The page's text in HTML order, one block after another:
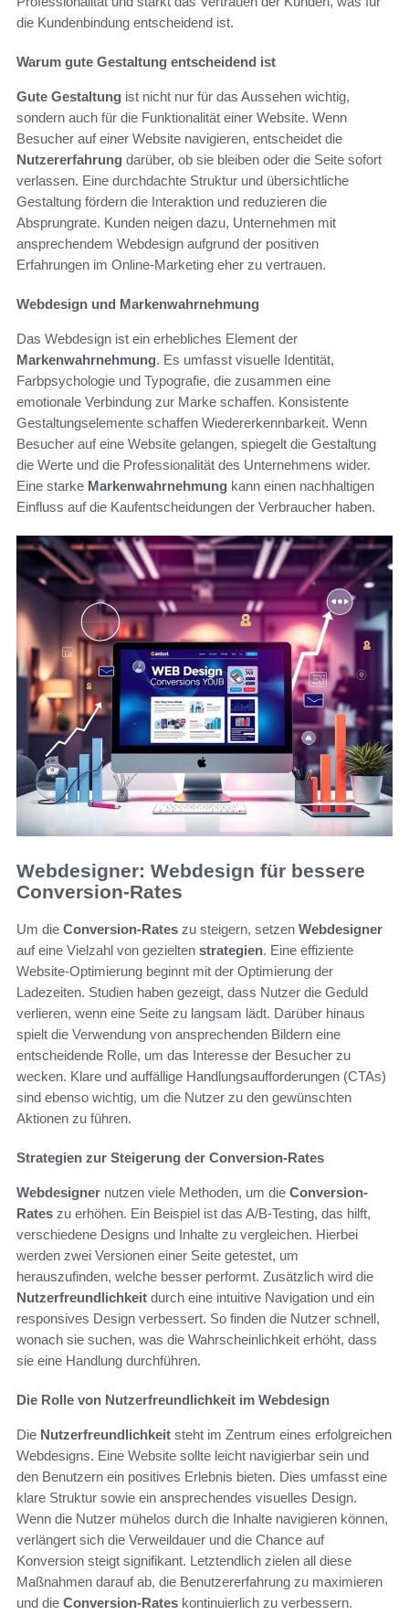
die Kundenbindung entscheidend ist.
Warum gute Gestaltung entscheidend ist
Gute Gestaltung ist nicht nur für das Aussehen wichtig,
sondern auch für die Funktionalität einer Website. Wenn
Besucher auf einer Website navigieren, entscheidet die
Nutzererfahrung darüber, ob sie bleiben oder die Seite sofort
verlassen. Eine durchdachte Struktur und übersichtliche
Gestaltung fördern die Interaktion und reduzieren die
Absprungrate. Kunden neigen dazu, Unternehmen mit
ansprechendem Webdesign aufgrund der positiven
Erfahrungen im Online-Marketing eher zu vertrauen.
Webdesign und Markenwahrnehmung
Das Webdesign ist ein erhebliches Element der
Markenwahrnehmung. Es umfasst visuelle Identität,
Farbpsychologie und Typografie, die zusammen eine
emotionale Verbindung zur Marke schaffen. Konsistente
Gestaltungselemente schaffen Wiedererkennbarkeit. Wenn
Besucher auf eine Website gelangen, spiegelt die Gestaltung
die Werte und die Professionalität des Unternehmens wider.
Eine starke Markenwahrnehmung kann einen nachhaltigen
Einfluss auf die Kaufentscheidungen der Verbraucher haben.
Webdesigner: Webdesign für bessere
Conversion-Rates
Um die Conversion-Rates zu steigern, setzen Webdesigner
auf eine Vielzahl von gezielten strategien. Eine effiziente
Website-Optimierung beginnt mit der Optimierung der
Ladezeiten. Studien haben gezeigt, dass Nutzer die Geduld
verlieren, wenn eine Seite zu langsam lädt. Darüber hinaus
spielt die Verwendung von ansprechenden Bildern eine
entscheidende Rolle, um das Interesse der Besucher zu
wecken. Klare und auffällige Handlungsaufforderungen (CTAs)
sind ebenso wichtig, um die Nutzer zu den gewünschten
Aktionen zu führen.
Strategien zur Steigerung der Conversion-Rates
Webdesigner nutzen viele Methoden, um die Conversion-
Rates zu erhöhen. Ein Beispiel ist das A/B-Testing, das hilft,
verschiedene Designs und Inhalte zu vergleichen. Hierbei
werden zwei Versionen einer Seite getestet, um
herauszufinden, welche besser performt. Zusätzlich wird die
Nutzerfreundlichkeit durch eine intuitive Navigation und ein
responsives Design verbessert. So finden die Nutzer schnell,
wonach sie suchen, was die Wahrscheinlichkeit erhöht, dass
sie eine Handlung durchführen.
Die Rolle von Nutzerfreundlichkeit im Webdesign
Die Nutzerfreundlichkeit steht im Zentrum eines erfolgreichen
Webdesigns. Eine Website sollte leicht navigierbar sein und
den Benutzern ein positives Erlebnis bieten. Dies umfasst eine
klare Struktur sowie ein ansprechendes visuelles Design.
Wenn die Nutzer mühelos durch die Inhalte navigieren können,
verlängert sich die Verweildauer und die Chance auf
Konversion steigt signifikant. Letztendlich zielen all diese
Maßnahmen darauf ab, die Benutzererfahrung zu maximieren
und die Conversion-Rates kontinuierlich zu verbessern.